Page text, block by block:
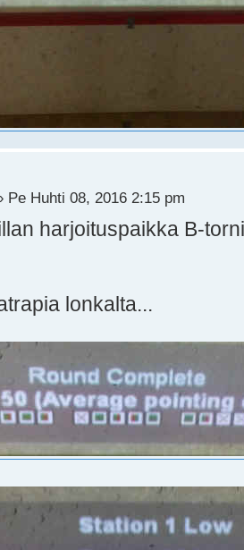
Pe Huhti 08, 2016 2:15 pm
harjoituspaikka B-
lonkalta...